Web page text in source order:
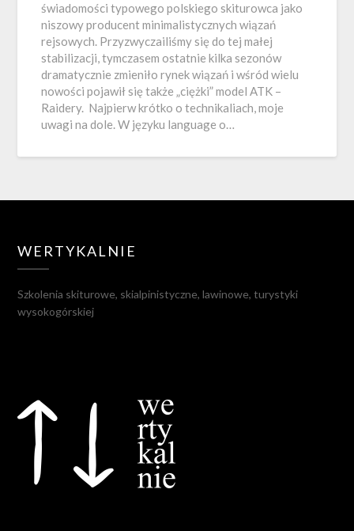
świadomości typowego polskiego skiturowca jako
niszowy producent minimalistycznych wiązań
rejsowych. Przyzwyczailiśmy się do tej małej
stabilizacji, tymczasem ostatnie kilka sezonów
dramatycznie zmieniło rynek wiązań i wśród wielu
nowości pojawił się także „ciężki” model ATK –
Raidery. Najpierw krótko o technikaliach, moje
uwagi na dole. W języku language o…
WERTYKALNIE
Szkolenia skiturowe, skialpinistyczne, lawinowe, turystyki
wysokogórskiej